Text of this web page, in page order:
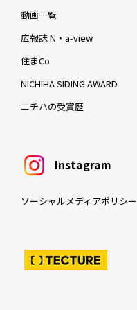
動画一覧
広報誌 N・a-view
住まCo
NICHIHA SIDING AWARD
ニチハの受賞歴
Instagram
ソーシャルメディアポリシー